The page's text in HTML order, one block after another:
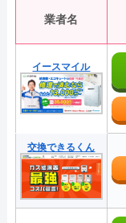
業者名
イースマイル
交換できるくん